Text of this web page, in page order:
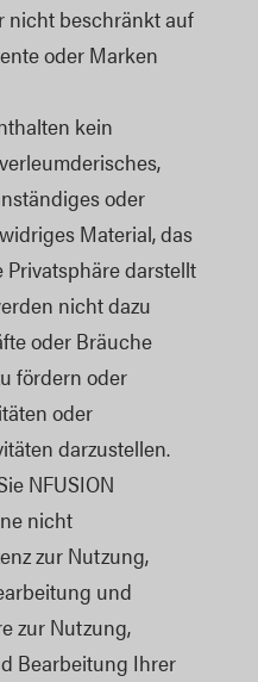
nicht beschränkt auf
oder Marken
kein
oder
Material, das
darstellt
nicht dazu
oder Bräuche
fördern oder
oder
darzustellen.
NFUSION
nicht
zur Nutzung,
und
zur Nutzung,
Bearbeitung Ihrer